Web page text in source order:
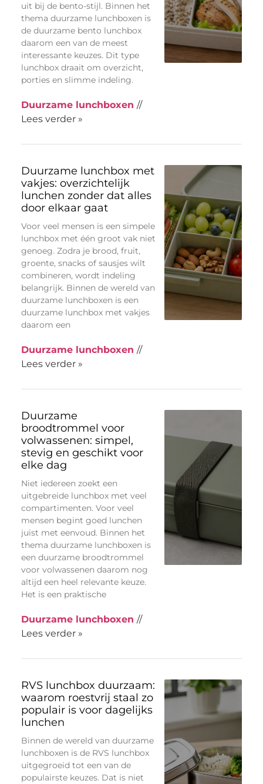
uit bij de bento-stijl. Binnen het
thema duurzame lunchboxen is
de duurzame bento lunchbox
daarom een van de meest
interessante keuzes. Dit type
lunchbox draait om overzicht,
porties en slimme indeling.
Duurzame lunchboxen //
Lees verder »
Duurzame lunchbox met
vakjes: overzichtelijk
lunchen zonder dat alles
door elkaar gaat
Voor veel mensen is een simpele
lunchbox met één groot vak niet
genoeg. Zodra je brood, fruit,
groente, snacks of sausjes wilt
combineren, wordt indeling
belangrijk. Binnen de wereld van
duurzame lunchboxen is een
duurzame lunchbox met vakjes
daarom een
Duurzame lunchboxen //
Lees verder »
Duurzame
broodtrommel voor
volwassenen: simpel,
stevig en geschikt voor
elke dag
Niet iedereen zoekt een
uitgebreide lunchbox met veel
compartimenten. Voor veel
mensen begint goed lunchen
juist met eenvoud. Binnen het
thema duurzame lunchboxen is
een duurzame broodtrommel
voor volwassenen daarom nog
altijd een heel relevante keuze.
Het is een praktische
Duurzame lunchboxen //
Lees verder »
RVS lunchbox duurzaam:
waarom roestvrij staal zo
populair is voor dagelijks
lunchen
Binnen de wereld van duurzame
lunchboxen is de RVS lunchbox
uitgegroeid tot een van de
populairste keuzes. Dat is niet